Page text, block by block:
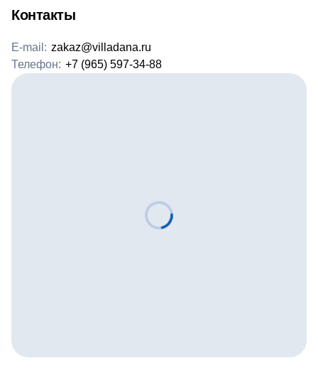
Контакты
E-mail: zakaz@villadana.ru
Телефон: +7 (965) 597-34-88